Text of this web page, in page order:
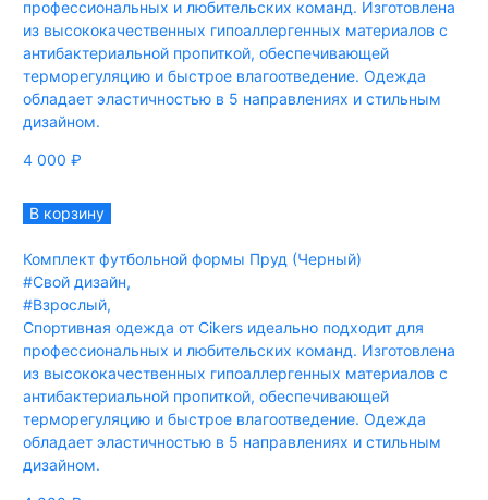
профессиональных и любительских команд. Изготовлена
из высококачественных гипоаллергенных материалов с
антибактериальной пропиткой, обеспечивающей
терморегуляцию и быстрое влагоотведение. Одежда
обладает эластичностью в 5 направлениях и стильным
дизайном.
4 000 ₽
В корзину
Комплект футбольной формы Пруд (Черный)
#Свой дизайн,
#Взрослый,
Спортивная одежда от Cikers идеально подходит для
профессиональных и любительских команд. Изготовлена
из высококачественных гипоаллергенных материалов с
антибактериальной пропиткой, обеспечивающей
терморегуляцию и быстрое влагоотведение. Одежда
обладает эластичностью в 5 направлениях и стильным
дизайном.